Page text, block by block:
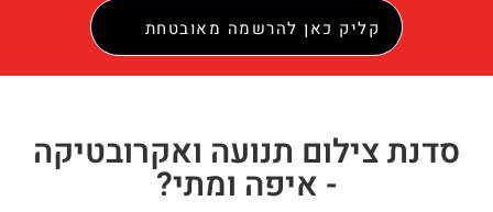
קליק כאן להרשמה מאובטחת
סדנת צילום תנועה ואקרובטיקה
- איפה ומתי?